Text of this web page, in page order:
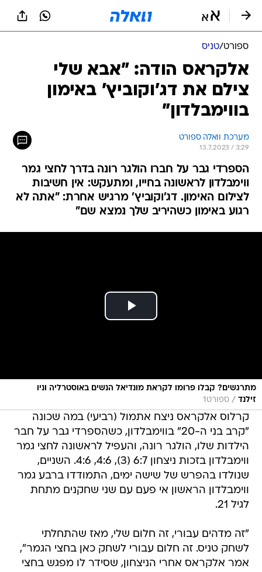
ספורט/טניס
אלקראס הודה: "אבא שלי
צילם את דג'וקוביץ' באימון
בווימבלדון"
מערכת וואלה ספורט
13.7.2023 / 3:29
הספרדי גבר על חברו הולגר רונה בדרך לחצי גמר
ווימבלדון לראשונה בחייו, ומתעקש: אין חשיבות
לצילום האימון. דג'וקוביץ' מרגיש אחרת: "אתה לא
רגוע באימון כשהיריב שלך נמצא שם"
מתרגשים? קבלו פרומו לקראת מונדיאל הנשים באוסטרליה וניו
זילנד / ספורט1
קרלוס אלקראס ניצח אתמול (רביעי) במה שכונה
"קרב בני ה-20" בווימבלדון, כשהספרדי גבר על חבר
הילדות שלו, הולגר רונה, והעפיל לראשונה לחצי גמר
ווימבלדון בזכות ניצחון 6:7 (3), 4:6, 4:6. השניים,
שנולדו בהפרש של שישה ימים, התמודדו ברבע גמר
ווימבלדון הראשון אי פעם עם שני שחקנים מתחת
לגיל 21.
"זה מדהים עבורי, זה חלום שלי, מאז שהתחלתי
לשחק טניס. זה חלום עבורי לשחק כאן בחצי הגמר",
אמר אלקראס אחרי הניצחון, שסידר לו מפגש בחצי